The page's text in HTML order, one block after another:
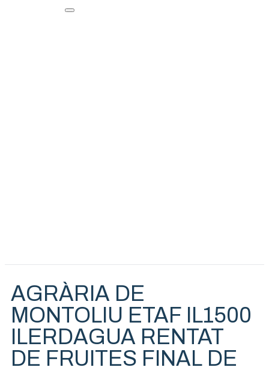
AGRÀRIA DE
MONTOLIU ETAF IL1500
ILERDAGUA RENTAT
DE FRUITES FINAL DE